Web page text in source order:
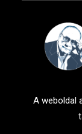
A weboldal